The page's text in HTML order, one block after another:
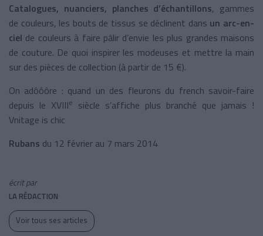
Catalogues, nuanciers, planches d’échantillons, gammes
de couleurs, les bouts de tissus se déclinent dans un arc-en-
ciel de couleurs à faire pâlir d’envie les plus grandes maisons
de couture. De quoi inspirer les modeuses et mettre la main
sur des pièces de collection (à partir de 15 €).
On adôôôre : quand un des fleurons du french savoir-faire
depuis le XVIIIe siècle s’affiche plus branché que jamais !
Vnitage is chic
Rubans du 12 février au 7 mars 2014
écrit par
LA RÉDACTION
Voir tous ses articles